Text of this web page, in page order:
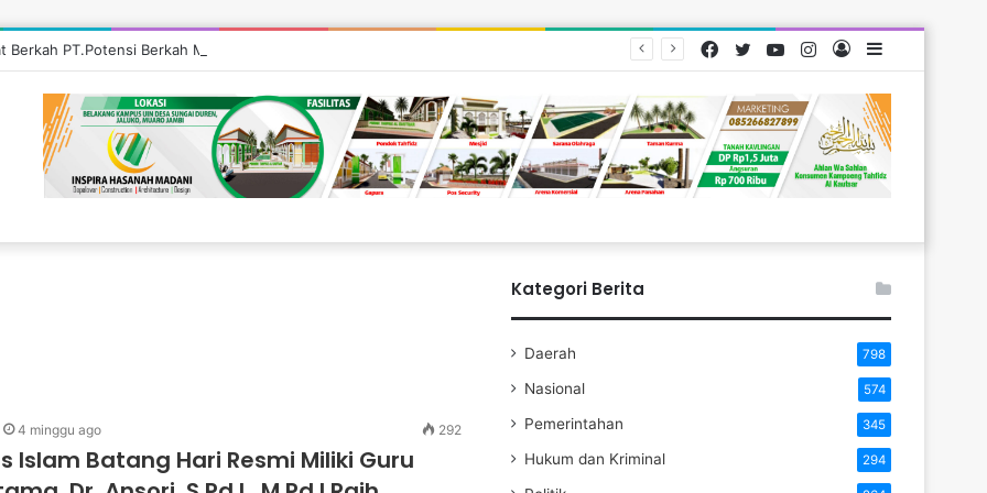
Berkah PT.Potensi Berkah Madani di Tebo, Salurkan Bantuan ke Masyarakat
Log
Instagram
YouTube
Twitter
Facebook
4 minggu ago 292
Islam Batang Hari Resmi Miliki Guru
Kategori Berita
Daerah 798
Nasional 574
Pemerintahan 345
Hukum dan Kriminal 294